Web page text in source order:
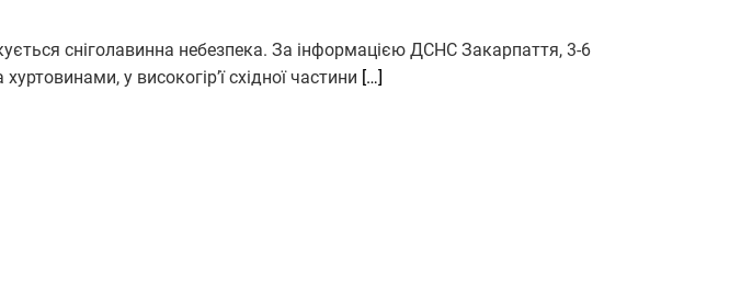
сніголавинна небезпека. За інформацією ДСНС Закарпаття, 3-6
у високогір’ї східної частини […]